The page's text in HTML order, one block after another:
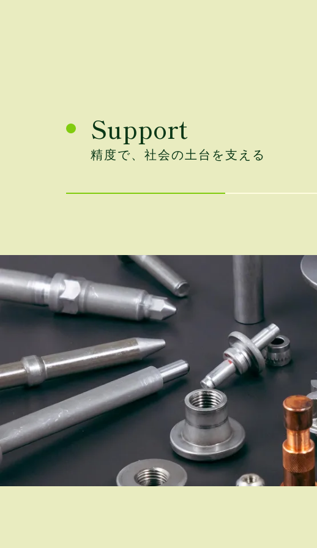
Support
精度で、社会の土台を支える